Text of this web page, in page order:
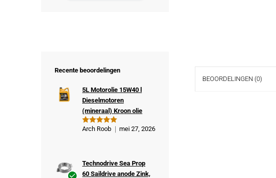
BEOORDELINGEN (0)
Recente beoordelingen
Gewaardeer
5L Motorolie 15W40 l
Dieselmotoren
(mineraal) Kroon olie
Arch Roob mei 27, 2026
Technodrive Sea Prop
60 Saildrive anode Zink,